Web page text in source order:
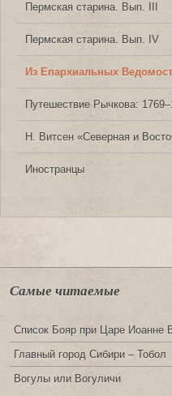
Пермская старина. Вып. III
Пермская старина. Вып. IV
Из Епархиальных
Путешествие Рычкова:
Н. Витсен «Северная и
Иностранцы
Самые читаемые
Список Бояр при Царе Иоанне
Главный город Сибири – Тобол
Вогулы или Вогуличи